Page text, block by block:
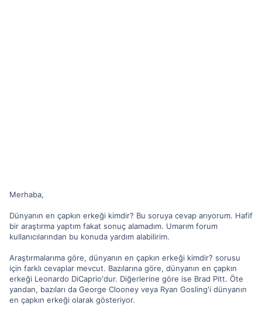
Merhaba,
Dünyanın en çapkın erkeği kimdir? Bu soruya cevap arıyorum. Hafif
bir araştırma yaptım fakat sonuç alamadım. Umarım forum
kullanıcılarından bu konuda yardım alabilirim.
Araştırmalarıma göre, dünyanın en çapkın erkeği kimdir? sorusu
için farklı cevaplar mevcut. Bazılarına göre, dünyanın en çapkın
erkeği Leonardo DiCaprio'dur. Diğerlerine göre ise Brad Pitt. Öte
yandan, bazıları da George Clooney veya Ryan Gosling'i dünyanın
en çapkın erkeği olarak gösteriyor.